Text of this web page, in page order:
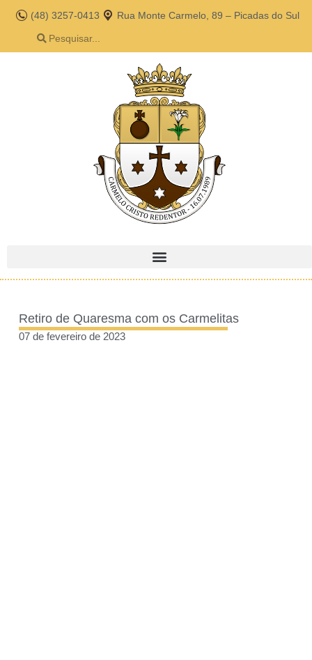
(48) 3257-0413 Rua Monte Carmelo, 89 – Picadas do Sul
Retiro de Quaresma com os Carmelitas
07 de fevereiro de 2023